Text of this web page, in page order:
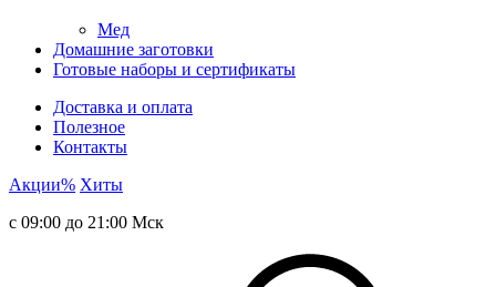
Мед
Домашние заготовки
Готовые наборы и сертификаты
Доставка и оплата
Полезное
Контакты
Акции% Хиты
с 09:00 до 21:00 Мск